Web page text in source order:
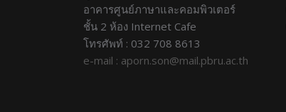
อาคารศูนย์ภาษาและคอมพิวเตอร์
ชั้น 2 ห้อง Internet Cafe
โทรศัพท์ : 032 708 8613
e-mail : aporn.son@mail.pbru.ac.th